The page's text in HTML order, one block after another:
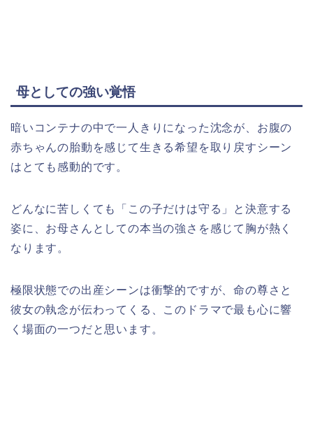
母としての強い覚悟
暗いコンテナの中で一人きりになった沈念が、お腹の
赤ちゃんの胎動を感じて生きる希望を取り戻すシーン
はとても感動的です。
どんなに苦しくても「この子だけは守る」と決意する
姿に、お母さんとしての本当の強さを感じて胸が熱く
なります。
極限状態での出産シーンは衝撃的ですが、命の尊さと
彼女の執念が伝わってくる、このドラマで最も心に響
く場面の一つだと思います。